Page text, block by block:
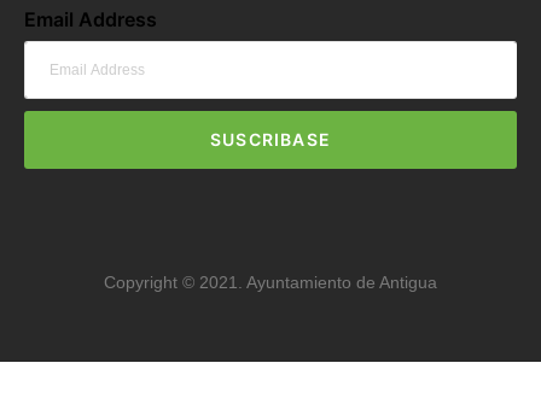
Email Address
SUSCRIBASE
Copyright © 2021. Ayuntamiento de Antigua